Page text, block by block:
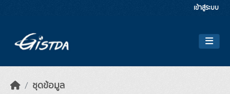
เข้าสู่ระบบ
ชุดข้อมูล